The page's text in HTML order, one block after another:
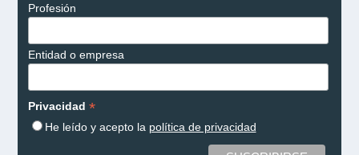
Profesión
Entidad o empresa
Privacidad *
He leído y acepto la política de privacidad